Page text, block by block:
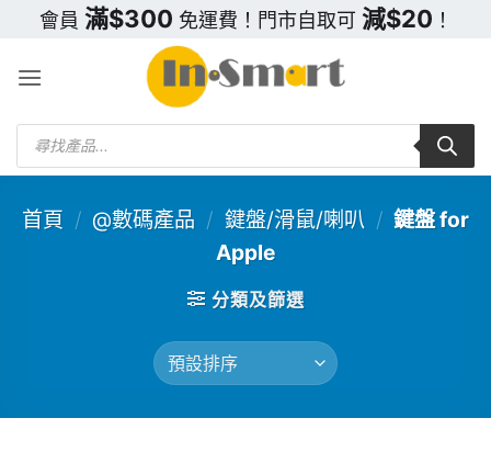
content
會員 滿$300 免運費！門市自取可 減$20 ！
Products
search
首頁 / @數碼產品 / 鍵盤/滑鼠/喇叭 / 鍵盤 for
Apple
分類及篩選